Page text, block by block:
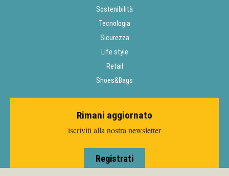
Sostenibilità
Tecnologia
Sicurezza
Life style
Retail
Shoes&Bags
Rimani aggiornato
iscriviti alla nostra newsletter
Registrati